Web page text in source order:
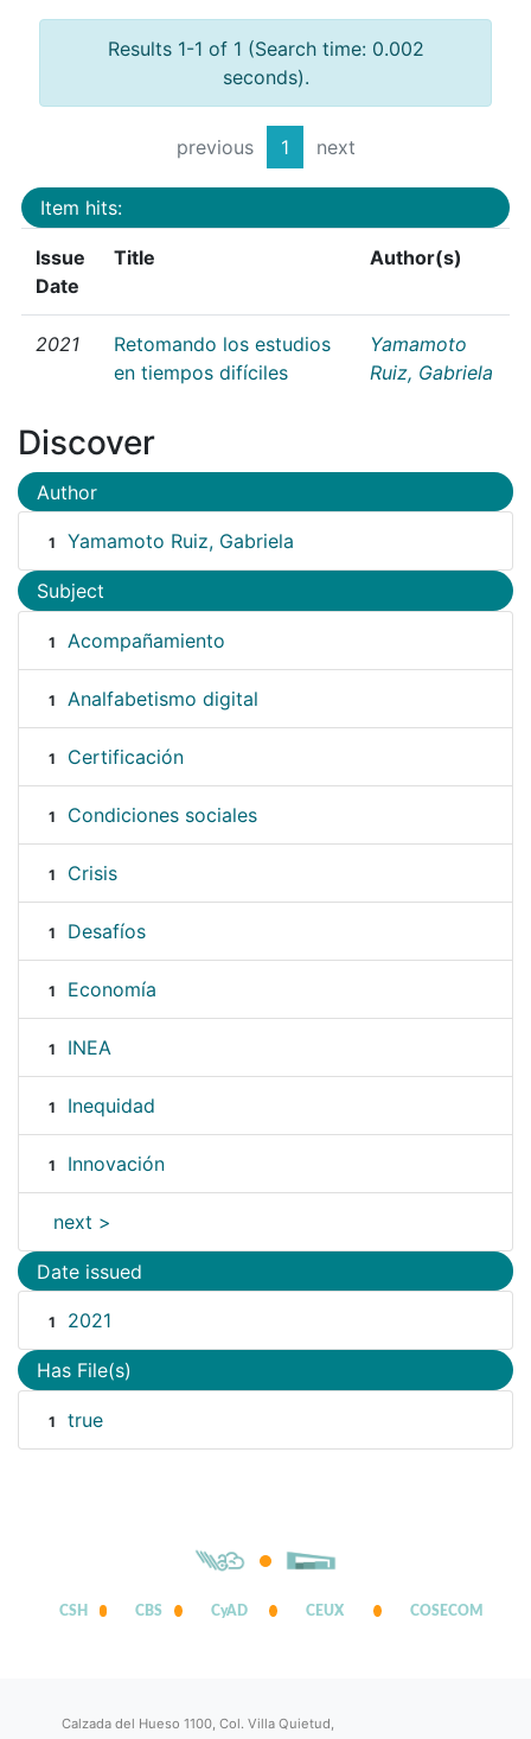
Results 1-1 of 1 (Search time: 0.002
seconds).
previous 1 next
Item hits:
Issue
Date
Title Author(s)
2021
Retomando los estudios
en tiempos difíciles
Yamamoto
Ruiz, Gabriela
Discover
Author
1 Yamamoto Ruiz, Gabriela
Subject
1 Acompañamiento
1 Analfabetismo digital
1 Certificación
1 Condiciones sociales
1 Crisis
1 Desafíos
1 Economía
1 INEA
1 Inequidad
1 Innovación
next >
Date issued
1 2021
Has File(s)
1 true
CSH CBS CyAD CEUX COSECOM
Calzada del Hueso 1100, Col. Villa Quietud,